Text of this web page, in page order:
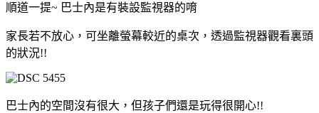
順道一提~ 巴士內是有裝設監視器的唷
家長若不放心，可坐離螢幕較近的桌次，透過監視器觀看裏頭
的狀況!!
巴士內的空間沒有很大，但孩子們還是玩得很開心!!